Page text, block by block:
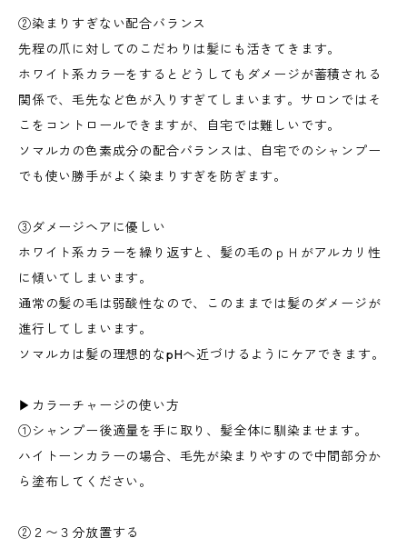
②染まりすぎない配合バランス
先程の爪に対してのこだわりは髪にも活きてきます。
ホワイト系カラーをするとどうしてもダメージが蓄積される
関係で、毛先など色が入りすぎてしまいます。サロンではそ
こをコントロールできますが、自宅では難しいです。
ソマルカの色素成分の配合バランスは、自宅でのシャンプー
でも使い勝手がよく染まりすぎを防ぎます。
③ダメージヘアに優しい
ホワイト系カラーを繰り返すと、髪の毛のｐＨがアルカリ性
に傾いてしまいます。
通常の髪の毛は弱酸性なので、このままでは髪のダメージが
進行してしまいます。
ソマルカは髪の理想的なpHへ近づけるようにケアできます。
▶︎カラーチャージの使い方
①シャンプー後適量を手に取り、髪全体に馴染ませます。
ハイトーンカラーの場合、毛先が染まりやすので中間部分か
ら塗布してください。
②２〜３分放置する